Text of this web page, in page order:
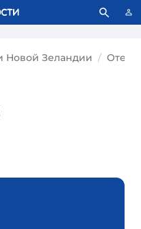
Что это значит?
Новой Зеландии Отели